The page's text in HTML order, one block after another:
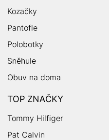
Kozačky
Pantofle
Polobotky
Sněhule
Obuv na doma
TOP ZNAČKY
Tommy Hilfiger
Pat Calvin